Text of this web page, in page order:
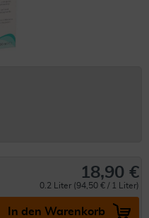
18,90 €
0.2 Liter (94,50 € / 1 Liter)
In den Warenkorb